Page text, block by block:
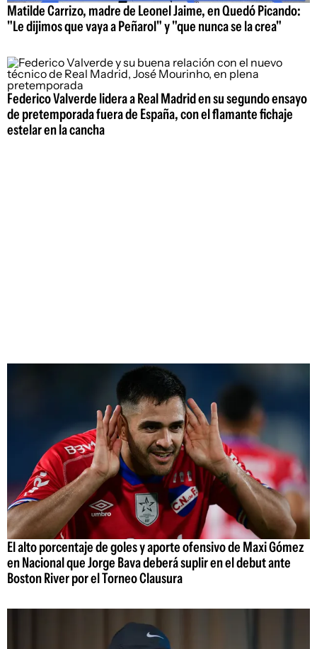
Matilde Carrizo, madre de Leonel Jaime, en Quedó Picando:
"Le dijimos que vaya a Peñarol" y "que nunca se la crea"
Federico Valverde lidera a Real Madrid en su segundo ensayo
de pretemporada fuera de España, con el flamante fichaje
estelar en la cancha
El alto porcentaje de goles y aporte ofensivo de Maxi Gómez
en Nacional que Jorge Bava deberá suplir en el debut ante
Boston River por el Torneo Clausura